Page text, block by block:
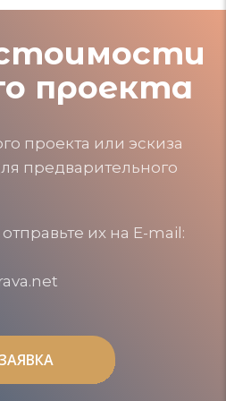
проекта
проекта или эскиза
предварительного
их на E-mail:
ЗАЯВКА
ЗАЯВКА